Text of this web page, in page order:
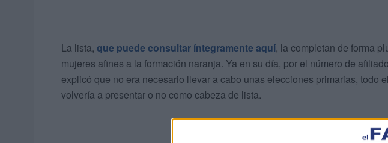
La lista, que puede consultar íntegramente aquí, la completan de forma
mujeres afines a la formación naranja. Ya en su día, por el número de
explicó que no era necesario llevar a cabo unas elecciones primarias, todo
volvería a presentar o no como cabeza de lista.